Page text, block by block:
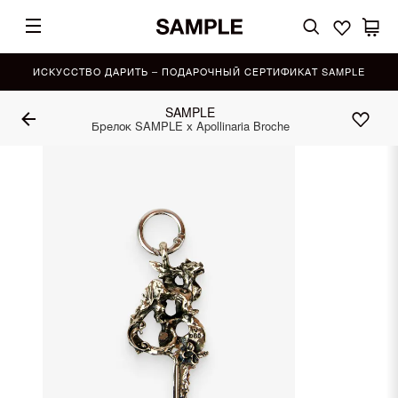
ИСКУССТВО ДАРИТЬ – ПОДАРОЧНЫЙ СЕРТИФИКАТ SAMPLE
SAMPLE
Брелок SAMPLE х Apollinaria Broche